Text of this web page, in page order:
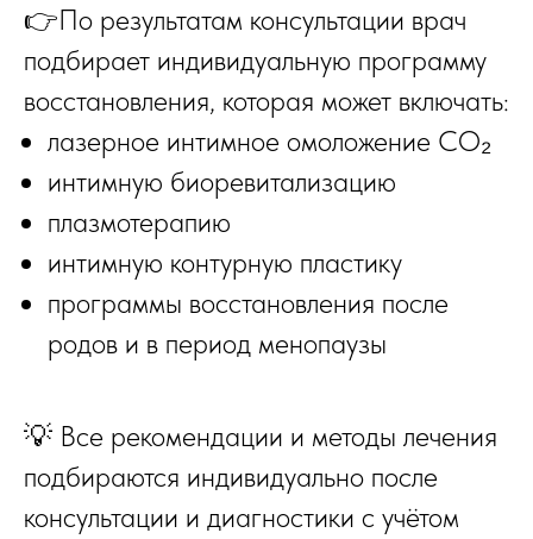
👉По результатам консультации врач
подбирает индивидуальную программу
восстановления, которая может включать:
лазерное интимное омоложение CO₂
интимную биоревитализацию
плазмотерапию
интимную контурную пластику
программы восстановления после
родов и в период менопаузы
💡 Все рекомендации и методы лечения
подбираются индивидуально после
консультации и диагностики с учётом